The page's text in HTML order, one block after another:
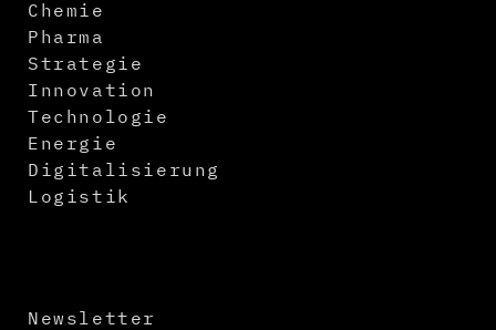
Chemie
Pharma
Strategie
Innovation
Technologie
Energie
Digitalisierung
Logistik
Newsletter